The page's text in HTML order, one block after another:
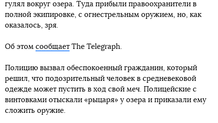
гулял вокруг озера. Туда прибыли правоохранители в
полной экипировке, с огнестрельным оружием, но, как
оказалось, зря.
Об этом сообщает The Telegraph.
Полицию вызвал обеспокоенный гражданин, который
решил, что подозрительный человек в средневековой
одежде может пустить в ход свой меч. Полицейские с
винтовками отыскали «рыцаря» у озера и приказали ему
сложить оружие.